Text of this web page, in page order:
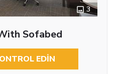
3
Sofabed
EDIN